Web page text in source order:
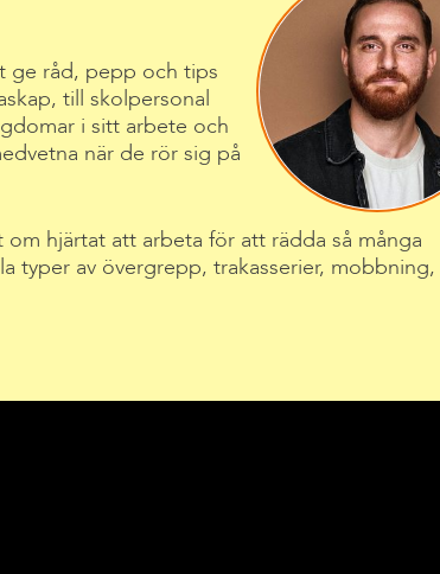
ge råd, pepp och tips
till skolpersonal
i sitt arbete och
när de rör sig på
hjärtat att arbeta för att rädda så många
typer av övergrepp, trakasserier, mobbning,